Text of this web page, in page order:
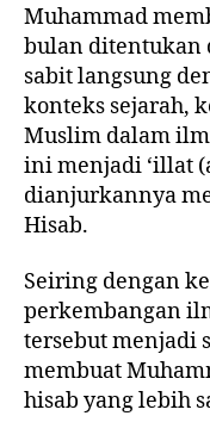
Muhammad
bulan ditentukan
sabit langsung
konteks sejarah,
Muslim dalam
ini menjadi ‘illat
dianjurkannya
Hisab.
Seiring dengan
perkembangan
tersebut menjadi
membuat
hisab yang lebih